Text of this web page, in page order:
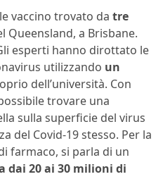
vaccino trovato da tre
Queensland, a Brisbane.
esperti hanno dirottato le
utilizzando un
dell’università. Con
trovare una
sulla superficie del virus
del Covid-19 stesso. Per la
farmaco, si parla di un
dai 20 ai 30 milioni di